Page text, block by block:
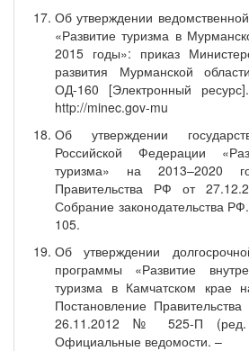
Об утверждении
«Развитие туризма в
2015 годы»: приказ
развития Мурманской
ОД-160 [Электронный
http://minec.gov-mu
Об утверждении
Российской Федерации
туризма» на 2013–2020
Правительства РФ от
Собрание законодательства
105.
Об утверждении
программы «Развитие
туризма в Камчатском крае
Постановление
26.11.2012 № 525-П
Официальные ведомости. –